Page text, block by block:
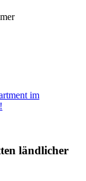
im
ländlicher